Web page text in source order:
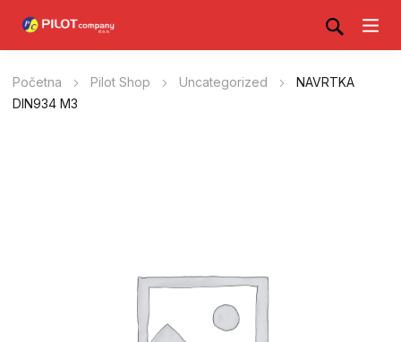
Početna Pilot Shop Uncategorized
NAVRTKA
DIN934 M3